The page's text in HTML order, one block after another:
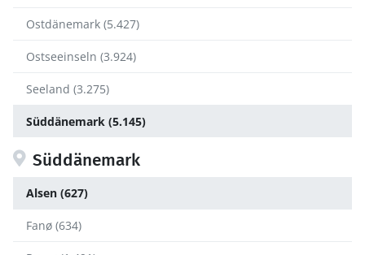
Ostdänemark (5.427)
Ostseeinseln (3.924)
Seeland (3.275)
Süddänemark (5.145)
Süddänemark
Alsen (627)
Fanø (634)